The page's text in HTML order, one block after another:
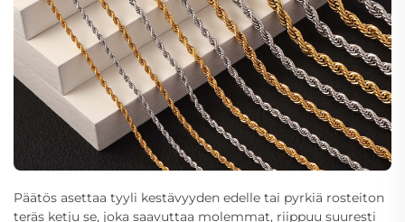
Päätös asettaa tyyli kestävyyden edelle tai pyrkiä rosteiton
teräs ketju se, joka saavuttaa molemmat, riippuu suuresti